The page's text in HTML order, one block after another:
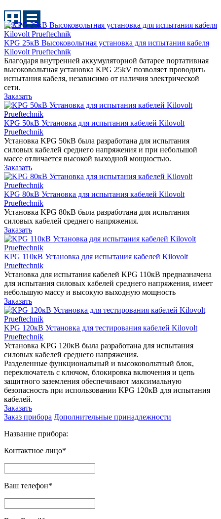
KPG 25кВ Высоковольтная установка для испытания кабеля
Kilovolt Prueftechnik
Благодаря внутренней аккумуляторной батарее портативная
высоковольтная установка KPG 25kV позволяет проводить
испытания кабеля, независимо от наличия электрической
сети.
Заказать
KPG 50кВ Установка для испытания кабелей Kilovolt
Prueftechnik
Установка KPG 50кВ была разработана для испытания
силовых кабелей среднего напряжения и при небольшой
массе отличается высокой выходной мощностью.
Заказать
KPG 80кВ Установка для испытания кабелей Kilovolt
Prueftechnik
Установка KPG 80кВ была разработана для испытания
силовых кабелей среднего напряжения.
Заказать
KPG 110кВ Установка для испытания кабелей Kilovolt
Prueftechnik
Установка для испытания кабелей KPG 110кВ предназначена
для испытания силовых кабелей среднего напряжения, имеет
небольшую массу и высокую выходную мощность
Заказать
KPG 120кВ Установка для тестирования кабелей Kilovolt
Prueftechnik
Установка KPG 120кВ была разработана для испытания
силовых кабелей среднего напряжения.
Разделенные функциональный и высоковольтный блок,
переключатель с ключом, блокировка включения и цепь
защитного заземления обеспечивают максимальную
безопасность при использовании KPG 120кВ для испытания
кабелей.
Заказать
Заказ прибора Дополнительные принадлежности
Название прибора:
Контактное лицо*
Ваш телефон*